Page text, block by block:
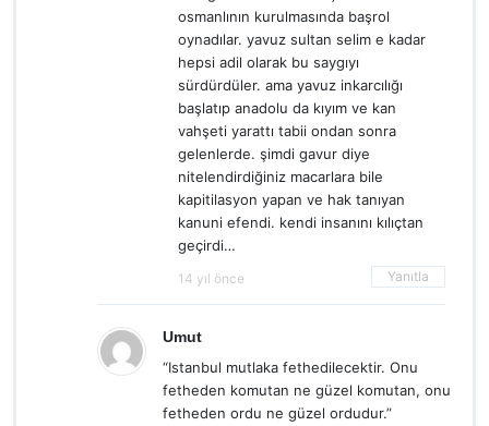
osmanlının kurulmasında başrol
oynadılar. yavuz sultan selim e kadar
hepsi adil olarak bu saygıyı
sürdürdüler. ama yavuz inkarcılığı
başlatıp anadolu da kıyım ve kan
vahşeti yarattı tabii ondan sonra
gelenlerde. şimdi gavur diye
nitelendirdiğiniz macarlara bile
kapitilasyon yapan ve hak tanıyan
kanuni efendi. kendi insanını kılıçtan
geçirdi…
14 yıl önce Yanıtla
Umut
“Istanbul mutlaka fethedilecektir. Onu
fetheden komutan ne güzel komutan, onu
fetheden ordu ne güzel ordudur.”